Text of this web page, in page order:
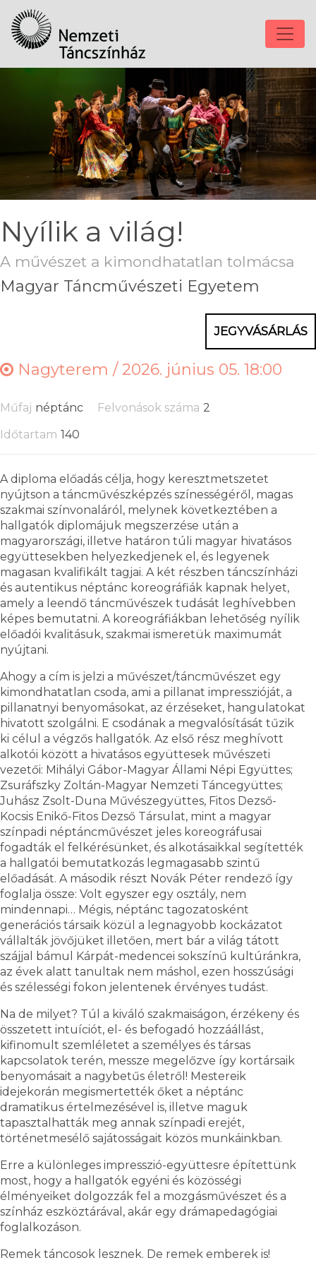
Nyílik a világ!
A művészet a kimondhatatlan tolmácsa
Magyar Táncművészeti Egyetem
JEGYVÁSÁRLÁS
Nagyterem /2026. június 05. 18:00
Műfaj néptánc Felvonások száma 2
Időtartam 140
A diploma előadás célja, hogy keresztmetszetet
nyújtson a táncművészképzés színességéről, magas
szakmai színvonaláról, melynek következtében a
hallgatók diplomájuk megszerzése után a
magyarországi, illetve határon túli magyar hivatásos
együttesekben helyezkedjenek el, és legyenek
magasan kvalifikált tagjai. A két részben táncszínházi
és autentikus néptánc koreográfiák kapnak helyet,
amely a leendő táncművészek tudását leghívebben
képes bemutatni. A koreográfiákban lehetőség nyílik
előadói kvalitásuk, szakmai ismeretük maximumát
nyújtani.
Ahogy a cím is jelzi a művészet/táncművészet egy
kimondhatatlan csoda, ami a pillanat impresszióját, a
pillanatnyi benyomásokat, az érzéseket, hangulatokat
hivatott szolgálni. E csodának a megvalósítását tűzik
ki célul a végzős hallgatók. Az első rész meghívott
alkotói között a hivatásos együttesek művészeti
vezetői: Mihályi Gábor-Magyar Állami Népi Együttes;
Zsuráfszky Zoltán-Magyar Nemzeti Táncegyüttes;
Juhász Zsolt-Duna Művészegyüttes, Fitos Dezső-
Kocsis Enikő-Fitos Dezső Társulat, mint a magyar
színpadi néptáncművészet jeles koreográfusai
fogadták el felkérésünket, és alkotásaikkal segítették
a hallgatói bemutatkozás legmagasabb szintű
előadását. A második részt Novák Péter rendező így
foglalja össze: Volt egyszer egy osztály, nem
mindennapi… Mégis, néptánc tagozatosként
generációs társaik közül a legnagyobb kockázatot
vállalták jövőjüket illetően, mert bár a világ tátott
szájjal bámul Kárpát-medencei sokszínű kultúránkra,
az évek alatt tanultak nem máshol, ezen hosszúsági
és szélességi fokon jelentenek érvényes tudást.
Na de milyet? Túl a kiváló szakmaiságon, érzékeny és
összetett intuíciót, el- és befogadó hozzáállást,
kifinomult szemléletet a személyes és társas
kapcsolatok terén, messze megelőzve így kortársaik
benyomásait a nagybetűs életről! Mestereik
idejekorán megismertették őket a néptánc
dramatikus értelmezésével is, illetve maguk
tapasztalhatták meg annak színpadi erejét,
történetmesélő sajátosságait közös munkáinkban.
Erre a különleges impresszió-együttesre építettünk
most, hogy a hallgatók egyéni és közösségi
élményeiket dolgozzák fel a mozgásművészet és a
színház eszköztárával, akár egy drámapedagógiai
foglalkozáson.
Remek táncosok lesznek. De remek emberek is!